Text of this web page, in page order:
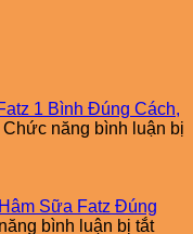
1 Bình Đúng Cách,
Chức năng bình luận bị
Sữa Fatz Đúng
bình luận bị tắtở